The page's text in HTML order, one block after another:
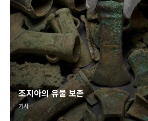
조지아의 유물 보존
기사